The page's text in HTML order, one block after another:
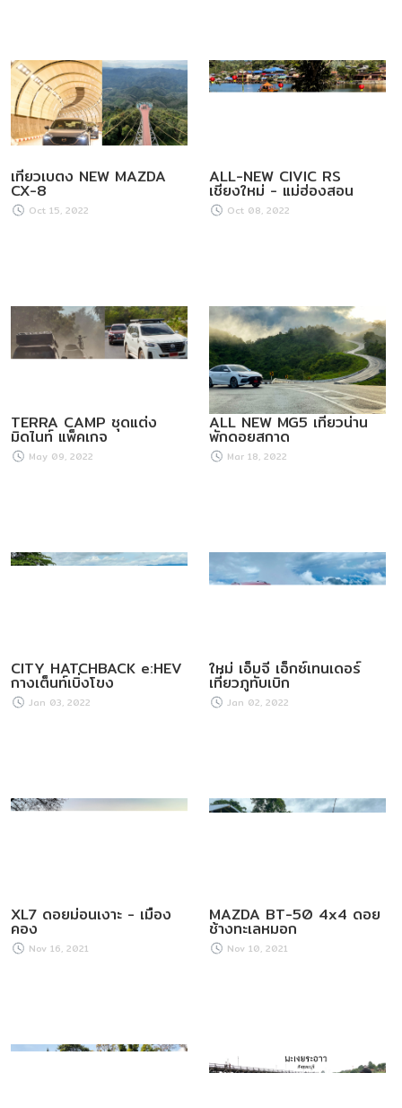
เที่ยวเบตง NEW MAZDA
CX-8
Oct 15, 2022
ALL-NEW CIVIC RS
เชียงใหม่ - แม่ฮ่องสอน
Oct 08, 2022
TERRA CAMP ชุดแต่ง
มิดไนท์ แพ็คเกจ
May 09, 2022
ALL NEW MG5 เที่ยวน่าน
พักดอยสกาด
Mar 18, 2022
CITY HATCHBACK e:HEV
กางเต็นท์เบิ่งโขง
Jan 03, 2022
ใหม่ เอ็มจี เอ็กซ์เทนเดอร์
เที่ยวภูทับเบิก
Jan 02, 2022
XL7 ดอยม่อนเงาะ - เมือง
คอง
Nov 16, 2021
MAZDA BT-50 4x4 ดอย
ช้างทะเลหมอก
Nov 10, 2021